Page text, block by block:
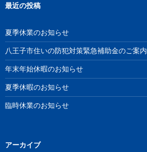
最近の投稿
夏季休業のお知らせ
八王子市住いの防犯対策緊急補助金のご案内
年末年始休暇のお知らせ
夏季休暇のお知らせ
臨時休業のお知らせ
アーカイブ